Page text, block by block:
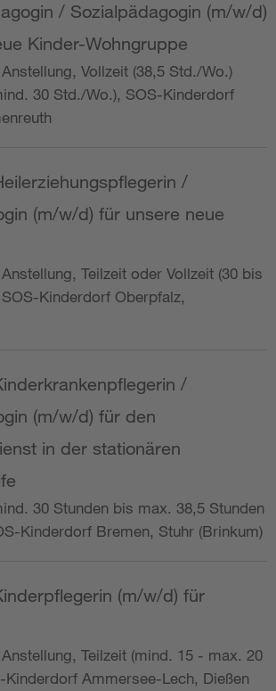
/ Sozialpädagogin (m/w/d)
Kinder-Wohngruppe
Vollzeit (38,5 Std./Wo.)
30 Std./Wo.), SOS-Kinderdorf
/
(m/w/d) für unsere neue
Teilzeit oder Vollzeit (30 bis
Kinderdorf Oberpfalz,
/
(m/w/d) für den
in der stationären
30 Stunden bis max. 38,5 Stunden
Kinderdorf Bremen, Stuhr (Brinkum)
(m/w/d) für
Teilzeit (mind. 15 - max. 20
Kinderdorf Ammersee-Lech, Dießen